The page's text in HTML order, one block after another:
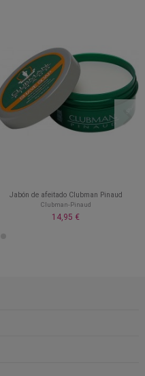
Jabón de afeitado Clubman Pinaud
Clubman-Pinaud
14,95 €